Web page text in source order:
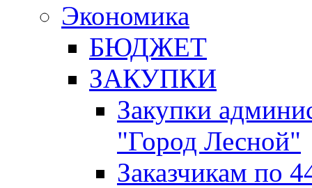
Экономика
БЮДЖЕТ
ЗАКУПКИ
Закупки
"Город Лесной"
Заказчикам по